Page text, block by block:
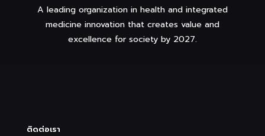
A leading organization in health and integrated
medicine innovation that creates value and
excellence for society by 2027.
ติดต่อเรา